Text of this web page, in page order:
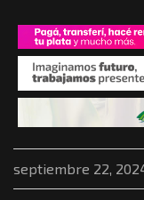
septiembre 22,